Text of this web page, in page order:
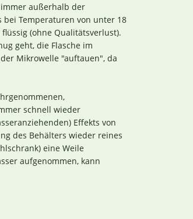
außerhalb der
bei Temperaturen von unter 18
(ohne Qualitätsverlust).
geht, die Flasche im
Mikrowelle "auftauen", da
schnell wieder
Effekts von
des Behälters wieder reines
eine Weile
aufgenommen, kann